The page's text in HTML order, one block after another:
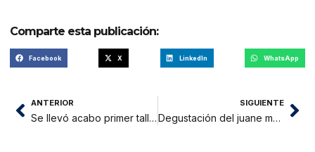
Comparte esta publicación:
Facebook X LinkedIn WhatsApp
ANTERIOR
Se llevó acabo primer taller del programa presupuesto participativo
SIGUIENTE
Degustación del juane más grande de Tarapoto por fiestas de San Juan